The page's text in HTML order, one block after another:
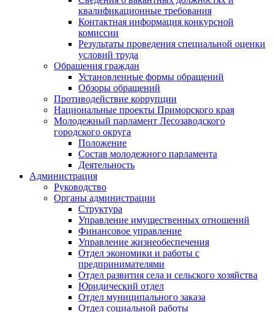
квалификационные требования
Контактная информация конкурсной
комиссии
Результаты проведения специальной оценки
условий труда
Обращения граждан
Установленные формы обращений
Обзоры обращений
Противодействие коррупции
Национальные проекты Приморского края
Молодежный парламент Лесозаводского
городского округа
Положение
Состав молодежного парламента
Деятельность
Администрация
Руководство
Органы администрации
Структура
Управление имущественных отношений
Финансовое управление
Управление жизнеобеспечения
Отдел экономики и работы с
предпринимателями
Отдел развития села и сельского хозяйства
Юридический отдел
Отдел муниципального заказа
Отдел социальной работы